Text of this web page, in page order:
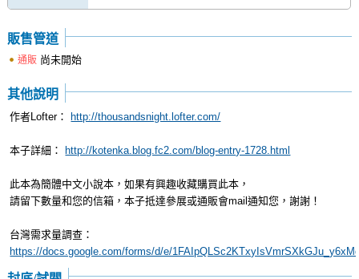
販售管道
通販 尚未開始
其他說明
作者Lofter： http://thousandsnight.lofter.com/
本子詳細： http://kotenka.blog.fc2.com/blog-entry-1728.html
此本為簡體中文小說本，如果有興趣收藏購買此本，
請留下數量和您的信箱，本子抵達參展或通販會mail通知您，謝謝！
台灣需求量調查：
https://docs.google.com/forms/d/e/